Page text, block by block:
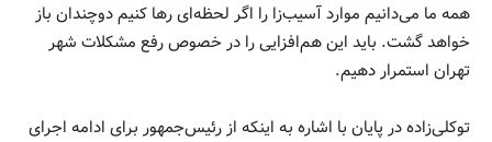
همه ما می‌دانیم موارد آسیب‌زا را اگر لحظه‌ای رها کنیم دوچندان باز
خواهد گشت. باید این هم‌افزایی را در خصوص رفع مشکلات شهر
تهران استمرار دهیم.
توکلی‌زاده در پایان با اشاره به اینکه از رئیس‌جمهور برای ادامه اجرای